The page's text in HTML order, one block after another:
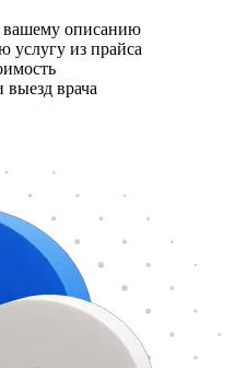
описанию
услугу из прайса
выезд врача